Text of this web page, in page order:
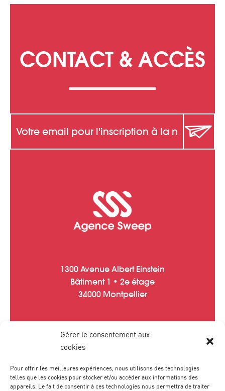
Gérer le consentement aux
cookies
Pour offrir les meilleures expériences, nous utilisons des technologies
telles que les cookies pour stocker et/ou accéder aux informations des
appareils. Le fait de consentir à ces technologies nous permettra de traiter
CONTACT & ACCÈS
1300 Avenue Albert Einstein
Bâtiment 1 • 2e étage
34000 Montpellier
Tél :